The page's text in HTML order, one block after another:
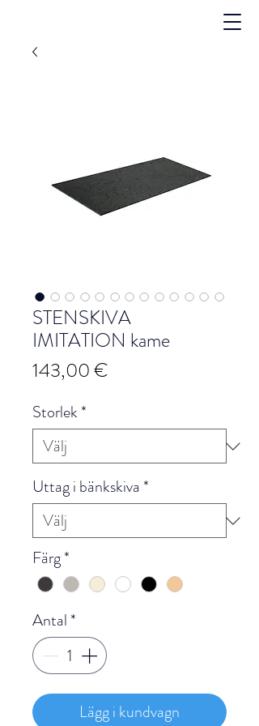
STENSKIVA
IMITATION kame
143,00 €
Storlek *
Uttag i bänkskiva *
Färg*
Antal *
Lägg i kundvagn